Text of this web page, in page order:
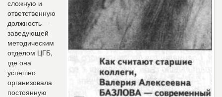
сложную и
ответственную
должность —
заведующей
методическим
отделом ЦГБ,
где она
успешно
организовала
постоянную